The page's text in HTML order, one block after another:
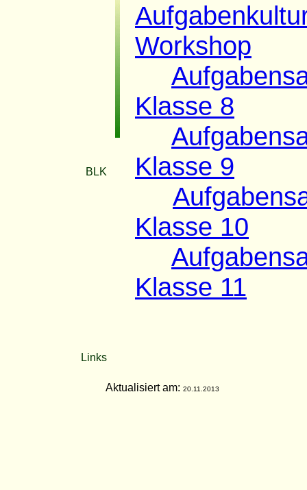
BLK
Workshop
Klasse 8
Klasse 9
Klasse 10
Klasse 11
Links
Aktualisiert am: 20.11.2013